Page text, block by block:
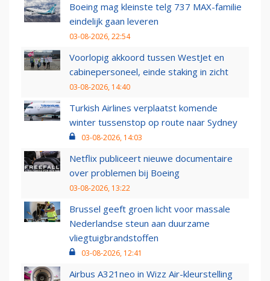
Boeing mag kleinste telg 737 MAX-familie
eindelijk gaan leveren
03-08-2026, 22:54
Voorlopig akkoord tussen WestJet en
cabinepersoneel, einde staking in zicht
03-08-2026, 14:40
Turkish Airlines verplaatst komende
winter tussenstop op route naar Sydney
03-08-2026, 14:03
Netflix publiceert nieuwe documentaire
over problemen bij Boeing
03-08-2026, 13:22
Brussel geeft groen licht voor massale
Nederlandse steun aan duurzame
vliegtuigbrandstoffen
03-08-2026, 12:41
Airbus A321neo in Wizz Air-kleurstelling